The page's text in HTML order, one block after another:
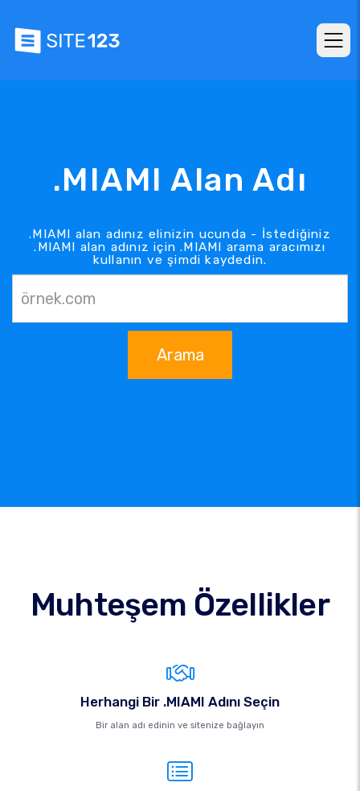
.MIAMI Alan Adı
.MIAMI alan adınız elinizin ucunda - İstediğiniz
.MIAMI alan adınız için .MIAMI arama aracımızı
kullanın ve şimdi kaydedin.
Arama
Muhteşem Özellikler
Herhangi Bir .MIAMI Adını Seçin
Bir alan adı edinin ve sitenize bağlayın